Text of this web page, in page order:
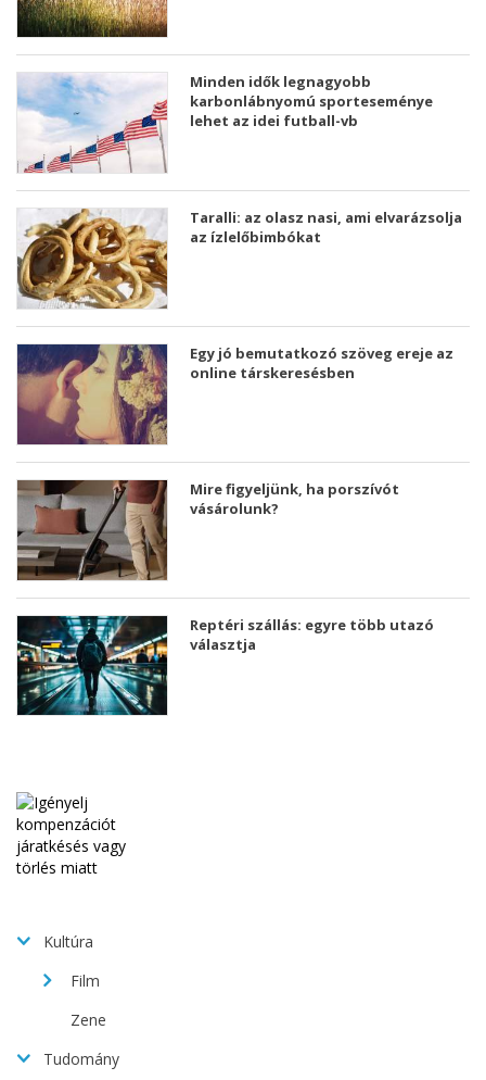
Minden idők legnagyobb
karbonlábnyomú sporteseménye
lehet az idei futball-vb
Taralli: az olasz nasi, ami elvarázsolja
az ízlelőbimbókat
Egy jó bemutatkozó szöveg ereje az
online társkeresésben
Mire figyeljünk, ha porszívót
vásárolunk?
Reptéri szállás: egyre több utazó
választja
Kultúra
Film
Zene
Tudomány